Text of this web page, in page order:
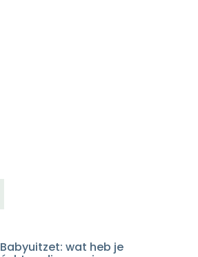
Babyuitzet: wat heb je